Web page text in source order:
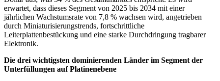
erwartet, dass dieses Segment von 2025 bis 2034 mit einer
jährlichen Wachstumsrate von 7,8 % wachsen wird, angetrieben
durch Miniaturisierungstrends, fortschrittliche
Leiterplattenbestückung und eine starke Durchdringung tragbarer
Elektronik.
Die drei wichtigsten dominierenden Länder im Segment der
Unterfüllungen auf Platinenebene